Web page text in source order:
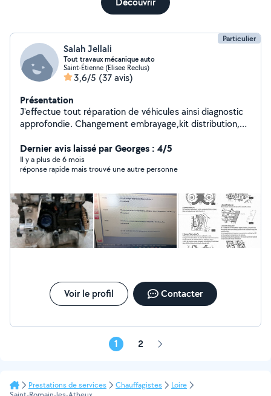
Particulier
Salah Jellali
Tout travaux mécanique auto
Saint-Étienne (Elisee Reclus)
3,6/5 (37 avis)
Présentation
J'effectue tout réparation de véhicules ainsi diagnostic
approfondie. Changement embrayage,kit distribution,
Dernier avis laissé par Georges : 4/5
Il y a plus de 6 mois
réponse rapide mais trouvé une autre personne
Voir le profil Contacter
1 2 Page
Prestations de services Chauffagistes
Loire